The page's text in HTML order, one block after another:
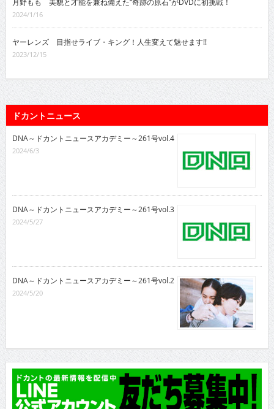
2024/1/16
ヤーレンズ 目指せライブ・キング！人生変えて魅せます!!
2023/12/15
ドカントニュース
DNA～ドカントニュースアカデミー～261号vol.4
2024/6/3
DNA～ドカントニュースアカデミー～261号vol.3
2024/5/27
DNA～ドカントニュースアカデミー～261号vol.2
2024/5/20